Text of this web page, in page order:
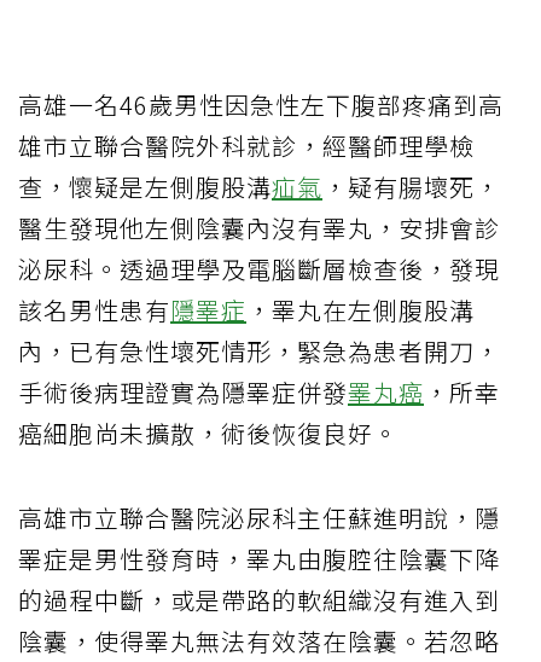
高雄一名46歲男性因急性左下腹部疼痛到高
雄市立聯合醫院外科就診，經醫師理學檢
查，懷疑是左側腹股溝疝氣 ，疑有腸壞死，
醫生發現他左側陰囊內沒有睪丸，安排會診
泌尿科。透過理學及電腦斷層檢查後，發現
該名男性患有隱睪症 ，睪丸在左側腹股溝
內，已有急性壞死情形，緊急為患者開刀，
手術後病理證實為隱睪症併發睪丸癌 ，所幸
癌細胞尚未擴散，術後恢復良好。
高雄市立聯合醫院泌尿科主任蘇進明說，隱
睪症是男性發育時，睪丸由腹腔往陰囊下降
的過程中斷，或是帶路的軟組織沒有進入到
陰囊，使得睪丸無法有效落在陰囊。若忽略